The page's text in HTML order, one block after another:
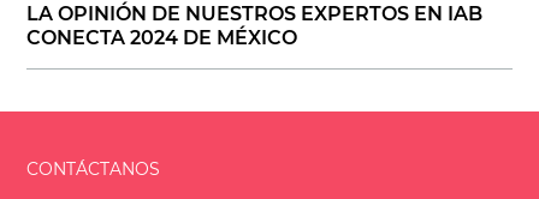
LA OPINIÓN DE NUESTROS EXPERTOS EN IAB
CONECTA 2024 DE MÉXICO
CONTÁCTANOS